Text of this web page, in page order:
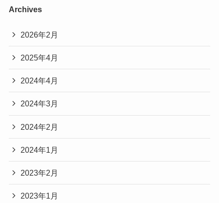
Archives
2026年2月
2025年4月
2024年4月
2024年3月
2024年2月
2024年1月
2023年2月
2023年1月